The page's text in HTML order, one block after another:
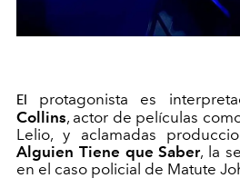
El protagonista es
Collins, actor de películas
Lelio, y aclamadas
Alguien Tiene que Saber, la
en el caso policial de Matute